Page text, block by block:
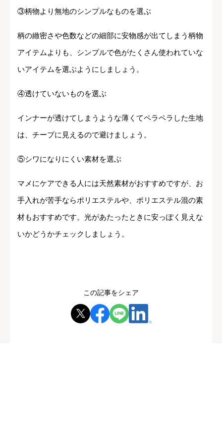
③柄物より無地のシンプルなものを選ぶ
柄の緻密さや色数などの細部に安物感が出てしまう柄物
アイテムよりも、シンプルで色がたくさん使われていな
いアイテムを選ぶようにしましょう。
④透けていないものを選ぶ
インナーが透けてしまうような薄くてペラペラした生地
は、チープに見えるので避けましょう。
⑤シワになりにくい素材を選ぶ
マメにケアできる人には天然素材がおすすめですが、お
手入れが苦手ならポリエステルや、ポリエステル混の素
材もおすすめです。光があたったときに安っぽく見えな
いかどうかチェックしましょう。
この記事をシェア